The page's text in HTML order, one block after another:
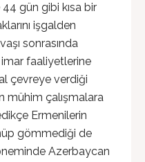
gün gibi kısa bir
işgalden
sonrasında
faaliyetlerine
çevreye verdiği
mühim çalışmalara
Ermenilerin
gömmediği de
Azerbaycan